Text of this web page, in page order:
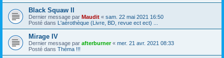
Black Squaw II
Dernier message par Maudit « sam. 22 mai 2021 16:50
Posté dans L'aérothèque (Livre, BD, revue ect ect) ...
Mirage IV
Dernier message par afterburner« mer. 21 avr. 2021 08:33
Posté dans Théma !!!